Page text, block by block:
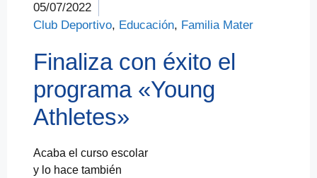
05/07/2022
Club Deportivo, Educación, Familia Mater
Finaliza con éxito el
programa «Young
Athletes»
Acaba el curso escolar
y lo hace también